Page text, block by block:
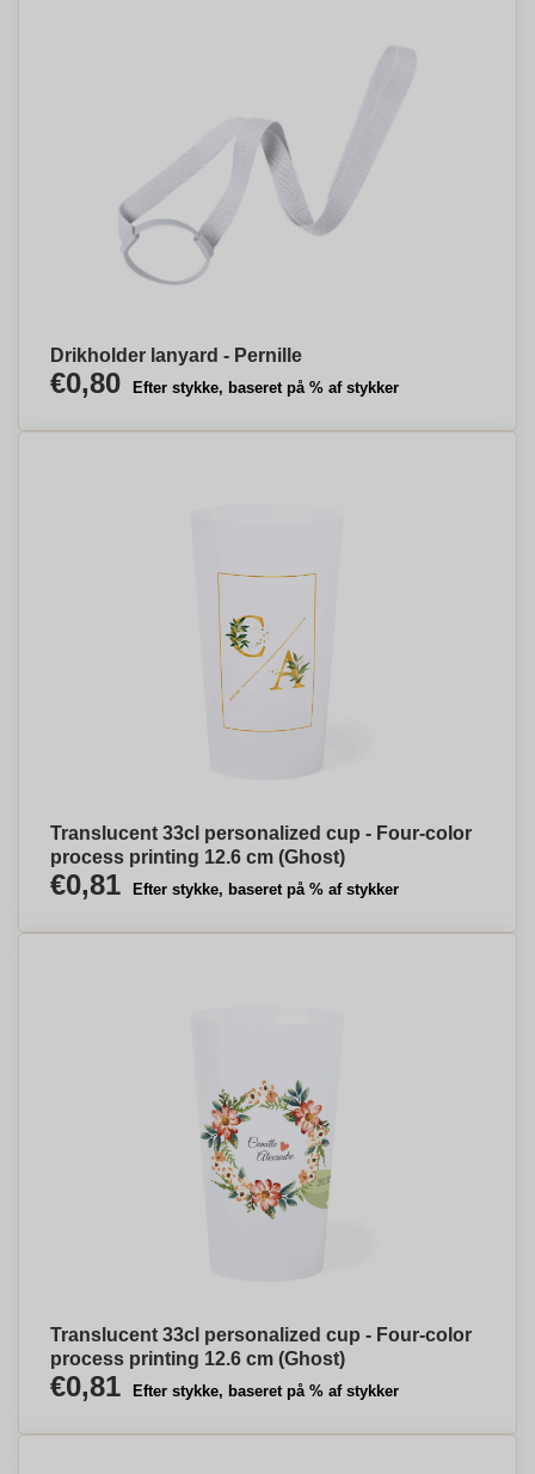
Drikholder lanyard - Pernille
€0,80 Efter stykke, baseret på % af stykker
Translucent 33cl personalized cup - Four-color
process printing 12.6 cm (Ghost)
€0,81 Efter stykke, baseret på % af stykker
Translucent 33cl personalized cup - Four-color
process printing 12.6 cm (Ghost)
€0,81 Efter stykke, baseret på % af stykker